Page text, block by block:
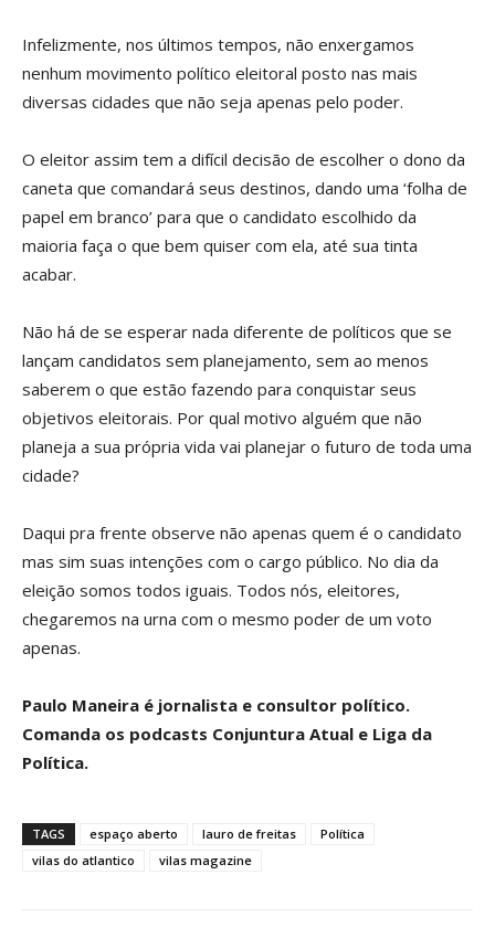
Infelizmente, nos últimos tempos, não enxergamos
nenhum movimento político eleitoral posto nas mais
diversas cidades que não seja apenas pelo poder.
O eleitor assim tem a difícil decisão de escolher o dono da
caneta que comandará seus destinos, dando uma ‘folha de
papel em branco’ para que o candidato escolhido da
maioria faça o que bem quiser com ela, até sua tinta
acabar.
Não há de se esperar nada diferente de políticos que se
lançam candidatos sem planejamento, sem ao menos
saberem o que estão fazendo para conquistar seus
objetivos eleitorais. Por qual motivo alguém que não
planeja a sua própria vida vai planejar o futuro de toda uma
cidade?
Daqui pra frente observe não apenas quem é o candidato
mas sim suas intenções com o cargo público. No dia da
eleição somos todos iguais. Todos nós, eleitores,
chegaremos na urna com o mesmo poder de um voto
apenas.
Paulo Maneira é jornalista e consultor político.
Comanda os podcasts Conjuntura Atual e Liga da
Política.
TAGS espaço aberto lauro de freitas
Política
vilas do atlantico
vilas magazine